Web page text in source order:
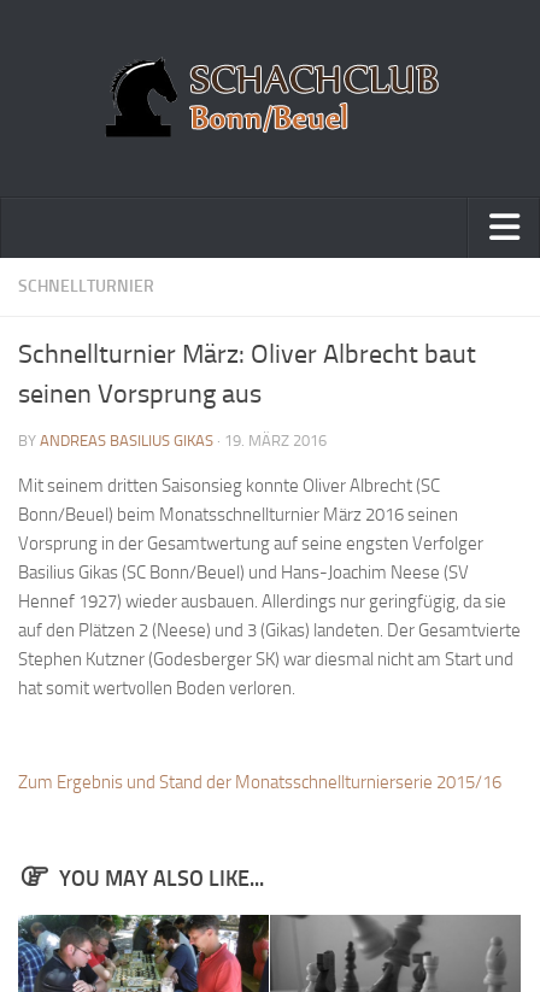
Home
Vereinsmeisterschaft
Vereinspokalturnier
Vereinsschnellschachmeisterschaft
Blitzturnierserie
Schnellturnierserie
Bayernpokal
Sommerturnier
Mannschaften
Jugendschach
Schach online
1.Online Schachturnierserie
SCHNELLTURNIER
Schnellturnier März: Oliver Albrecht baut
seinen Vorsprung aus
BY ANDREAS BASILIUS GIKAS · 19. MÄRZ 2016
Mit seinem dritten Saisonsieg konnte Oliver Albrecht (SC
Bonn/Beuel) beim Monatsschnellturnier März 2016 seinen
Vorsprung in der Gesamtwertung auf seine engsten Verfolger
Basilius Gikas (SC Bonn/Beuel) und Hans-Joachim Neese (SV
Hennef 1927) wieder ausbauen. Allerdings nur geringfügig, da sie
auf den Plätzen 2 (Neese) und 3 (Gikas) landeten. Der Gesamtvierte
Stephen Kutzner (Godesberger SK) war diesmal nicht am Start und
hat somit wertvollen Boden verloren.
Zum Ergebnis und Stand der Monatsschnellturnierserie 2015/16
YOU MAY ALSO LIKE...